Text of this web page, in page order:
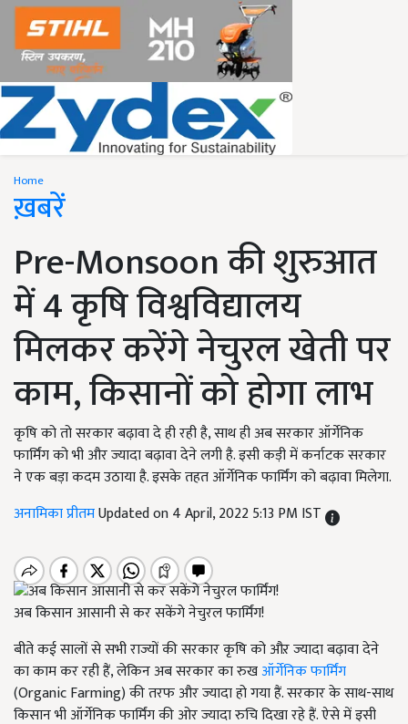
Home
ख़बरें
Pre-Monsoon की शुरुआत
में 4 कृषि विश्वविद्यालय
मिलकर करेंगे नेचुरल खेती पर
काम, किसानों को होगा लाभ
कृषि को तो सरकार बढ़ावा दे ही रही है, साथ ही अब सरकार ऑर्गेनिक
फार्मिंग को भी और ज्यादा बढ़ावा देने लगी है. इसी कड़ी में कर्नाटक सरकार
ने एक बड़ा कदम उठाया है. इसके तहत ऑर्गेनिक फार्मिंग को बढ़ावा मिलेगा.
अनामिका प्रीतमUpdated on 4 April, 2022 5:13 PM IST
अब किसान आसानी से कर सकेंगे नेचुरल फार्मिंग!
बीते कई सालों से सभी राज्यों की सरकार कृषि को औऱ ज्यादा बढ़ावा देने
का काम कर रही हैं, लेकिन अब सरकार का रुखऑर्गेनिक फार्मिंग
(Organic Farming) की तरफ और ज्यादा हो गया हैं. सरकार के साथ-साथ
किसान भी ऑर्गेनिक फार्मिंग की ओर ज्यादा रुचि दिखा रहे हैं. ऐसे में इसी